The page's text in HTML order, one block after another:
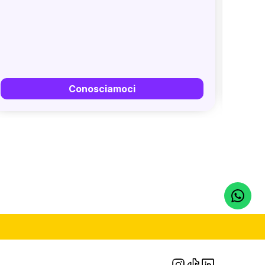
Conosciamoci